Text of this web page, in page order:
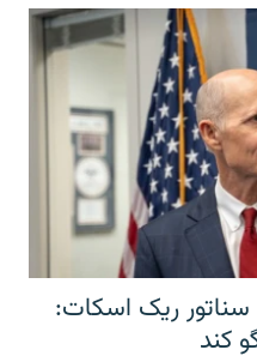
ریک اسکات:
کند